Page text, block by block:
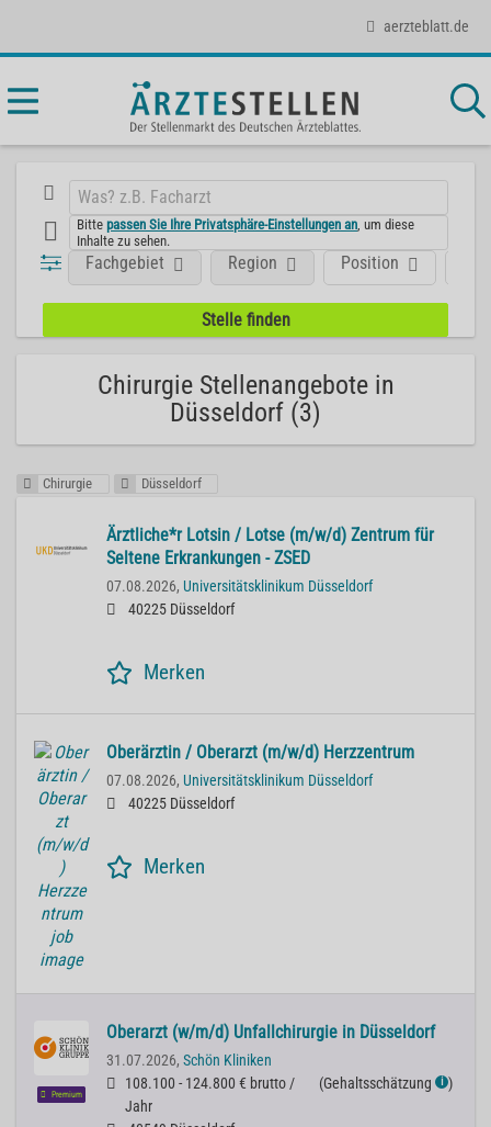
aerzteblatt.de
Bittepassen Sie Ihre Privatsphäre-Einstellungen an , um diese
Inhalte zu sehen.
Position
Fachgebiet Region
Chirurgie Stellenangebote in
Düsseldorf (3)
Chirurgie Düsseldorf
Ärztliche*r Lotsin / Lotse (m/w/d) Zentrum für
Seltene Erkrankungen - ZSED
07.08.2026, Universitätsklinikum Düsseldorf
40225 Düsseldorf
Merken
Oberärztin / Oberarzt (m/w/d) Herzzentrum
07.08.2026, Universitätsklinikum Düsseldorf
40225 Düsseldorf
Merken
Premium
Oberarzt (w/m/d) Unfallchirurgie in Düsseldorf
31.07.2026, Schön Kliniken
108.100 - 124.800 € brutto /
Jahr
(Gehaltsschätzung ℹ )